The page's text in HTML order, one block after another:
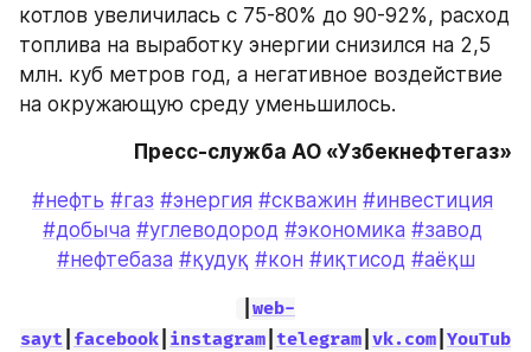
котлов увеличилась с 75-80% до 90-92%, расход
топлива на выработку энергии снизился на 2,5
млн. куб метров год, а негативное воздействие
на окружающую среду уменьшилось.
Пресс-служба АО «Узбекнефтегаз»
#нефть #газ #энергия #скважин #инвестиция
#добыча #углеводород #экономика #завод
#нефтебаза #қудуқ #кон #иқтисод #аёқш
web-
sayt facebook instagram telegram vk.com YouTub